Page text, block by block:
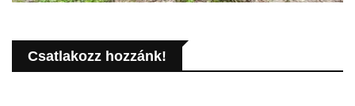
Csatlakozz hozzánk!